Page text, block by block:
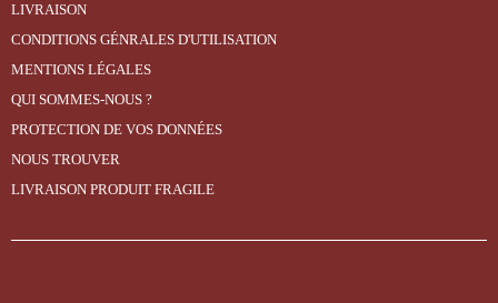
LIVRAISON
CONDITIONS GÉNRALES D'UTILISATION
MENTIONS LÉGALES
QUI SOMMES-NOUS ?
PROTECTION DE VOS DONNÉES
NOUS TROUVER
LIVRAISON PRODUIT FRAGILE